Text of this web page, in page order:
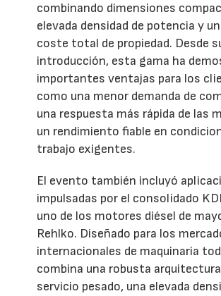
combinando dimensiones
elevada densidad de potencia y
coste total de propiedad. Desde
introducción, esta gama ha
importantes ventajas para los
como una menor demanda de
una respuesta más rápida de las
un rendimiento fiable en
trabajo exigentes.
El evento también incluyó
impulsadas por el consolidado
uno de los motores diésel de
Rehlko. Diseñado para los
internacionales de maquinaria
combina una robusta
servicio pesado, una elevada